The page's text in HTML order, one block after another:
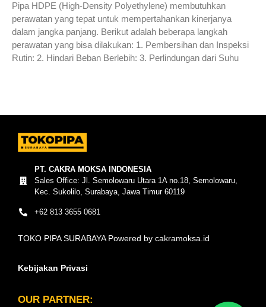
Pipa HDPE (High-Density Polyethylene) membutuhkan
perawatan yang tepat untuk mempertahankan kinerjanya
dalam jangka panjang. Berikut adalah beberapa langkah
perawatan yang bisa dilakukan: 1. Pembersihan dan Inspeksi
Rutin: 2. Hindari Beban Berlebih: 3. Perlindungan dari Suhu
PT. CAKRA MOKSA INDONESIA
Sales Office: Jl. Semolowaru Utara 1A no.18, Semolowaru,
Kec. Sukolilo, Surabaya, Jawa Timur 60119
+62 813 3655 0681
TOKO PIPA SURABAYA Powered by cakramoksa.id
Kebijakan Privasi
OUR PARTNER: